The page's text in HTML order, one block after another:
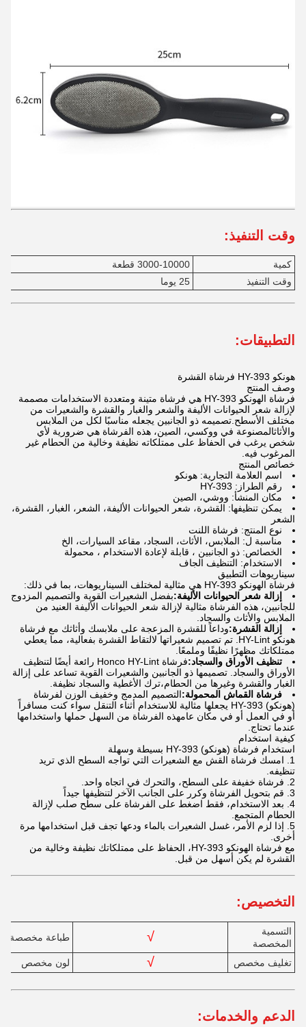
وقت التنفيذ:
كمية
3000-10000 قطعة
وقت التنفيذ
25 يوما
التطبيقات:
هونكو HY-393 فرشاة القشرة
وصف المنتج
فرشاة الهونكو HY-393 هي فرشاة متينة ومتعددة الاستخدامات مصممة
لإزالة شعر الحيوانات الأليفة والشعر والغبار والقشرة والشعيرات من
مختلف الأسطح.تصميمه ذو الجانبين يجعله مناسبًا لكل من الملابس
والأثاثالمصنوعة في ووكسي، الصين، هذه الفرشاة هي ضرورية لأي
شخص يرغب في الحفاظ على ممتلكاته نظيفة وخالية من الحطام غير
المرغوب فيه.
خصائص المنتج
اسم العلامة التجارية: هونكو
رقم الطراز: HY-393
مكان المنشأ: ووشي، الصين
يمكن تنظيفها: القشرة، شعر الحيوانات الأليفة، الشعر، الغبار، القشرة،
الشعر
نوع المنتج: فرشاة اللنت
مناسبة ل: الملابس، الأثاث، السجاد، مقاعد السيارات، الخ
الخصائص: ذو الجانبين ، قابلة لإعادة الاستخدام ، محمولة
الاستخدام: التنظيف الجاف
سيناريوهات التطبيق
فرشاة الهونكو HY-393 هي مثالية لمختلف السيناريوهات، بما في ذلك:
إزالة شعر الحيوانات الأليفة:بفضل الشعيرات القوية والتصميم المزدوج
للجانبين، هذه الفرشاة مثالية لإزالة شعر الحيوانات الأليفة العنيد من
الملابس والأثاث والسجاد.
إزالة القشرة:وداعاً للقشرة المزعجة على ملابسك وأثاثك مع فرشاة
هونكو HY-Lint. تم تصميم شعيراتها لالتقاط القشرة بفعالية، مما يعطي
ممتلكاتك مظهرًا نظيفًا وملمعًا.
تنظيف الأوراق والسجاد:
فرشاة Honco HY-Lint رائعة أيضًا لتنظيف
الأوراق والسجاد. تصميمها ذو الجانبين والشعيرات القوية تساعد على إزالة
الغبار والقشرة وغيرها من الحطام،ترك الأغطية والسجاد نظيفة.
فرشاة القماش المحمولة:التصميم المدمج وخفيف الوزن لفرشاة
(هونكو) HY-393 يجعلها مثالية للاستخدام أثناء التنقل سواء كنت مسافراً
أو في العمل أو في مكان عامهذه الفرشاة من السهل حملها واستخدامها
عندما تحتاج.
كيفية استخدام
استخدام فرشاة (هونكو) HY-393 بسيطة وسهلة
امسك فرشاة القش مع الشعيرات التي تواجه السطح الذي تريد
تنظيفه.
فرشاة خفيفة على السطح، والتحرك في اتجاه واحد.
قم بتحويل الفرشاة وكرر على الجانب الآخر لتنظيفها جيداً
بعد الاستخدام، فقط اضغط على الفرشاة على سطح صلب لإزالة
الحطام المتجمع.
إذا لزم الأمر، غسل الشعيرات بالماء ودعها تجف قبل استخدامها مرة
أخرى.
مع فرشاة الهونكو HY-393، الحفاظ على ممتلكاتك نظيفة وخالية من
القشرة لم يكن أسهل من قبل.
التخصيص:
التسمية
المخصصة
√ طباعة مخصصة
تغليف مخصص √ لون مخصص
الدعم والخدمات: